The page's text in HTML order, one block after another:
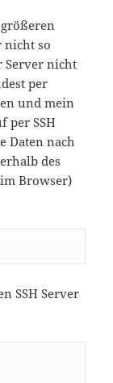
nicht so
Server nicht
per
und mein
per SSH
Daten nach
des
im Browser)
SSH Server